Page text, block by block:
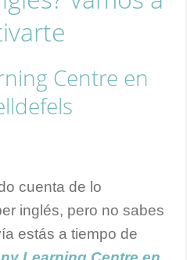
Centre en
cuenta de lo
inglés, pero no sabes
estás a tiempo de